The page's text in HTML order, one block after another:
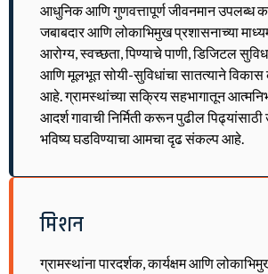
आधुनिक आणि गुणवत्तापूर्ण जीवनमान उपलब्ध
जबाबदार आणि लोकाभिमुख प्रशासनाच्या
आरोग्य, स्वच्छता, पिण्याचे पाणी, डिजिटल
आणि मूलभूत सोयी-सुविधांचा सातत्याने
आहे. ग्रामस्थांच्या सक्रिय सहभागातून
आदर्श गावाची निर्मिती करून पुढील
भविष्य घडविण्याचा आमचा दृढ संकल्प आहे.
मिशन
ग्रामस्थांना पारदर्शक, कार्यक्षम आणि